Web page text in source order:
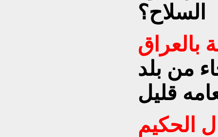
السلاح؟
بالعراق
من بلد
الحكيم